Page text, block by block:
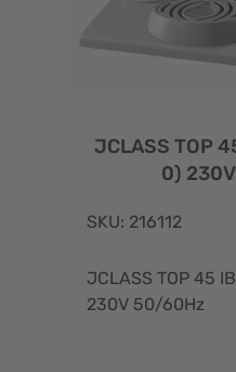
JCLASS TOP
0)
SKU: 216112
JCLASS TOP 45
230V 50/60Hz